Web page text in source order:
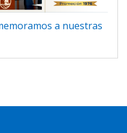
a nuestras